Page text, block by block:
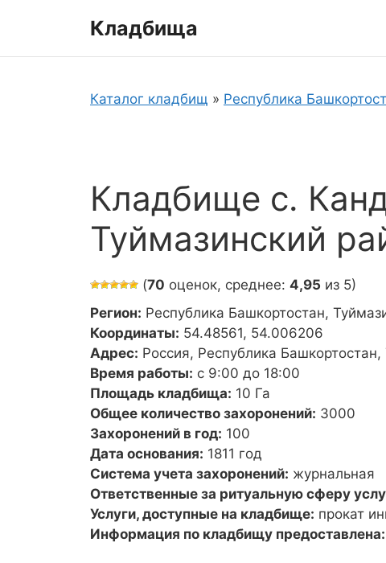
Кладбища
Каталог кладбищ » Республика
Кладбище с.
Туймазинский
(70 оценок, среднее: 4,95 из 5)
Регион: Республика Башкортостан,
Координаты: 54.48561, 54.006206
Адрес: Россия, Республика
Время работы: с 9:00 до 18:00
Площадь кладбища: 10 Га
Общее количество захоронений: 3000
Захоронений в год: 100
Дата основания: 1811 год
Система учета захоронений: журнальная
Ответственные за ритуальную сферу
Услуги, доступные на кладбище: прокат
Информация по кладбищу предоставлена: